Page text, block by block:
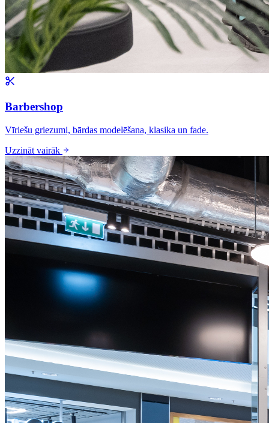
Barbershop
Vīriešu griezumi, bārdas modelēšana, klasika un fade.
Uzzināt vairāk